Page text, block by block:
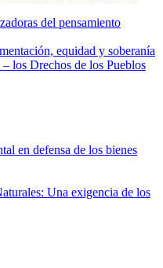
del pensamiento
equidad y soberanía
los Drechos de los Pueblos
en defensa de los bienes
Una exigencia de los